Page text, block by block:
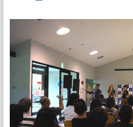
号
我
が
家
に
影
響